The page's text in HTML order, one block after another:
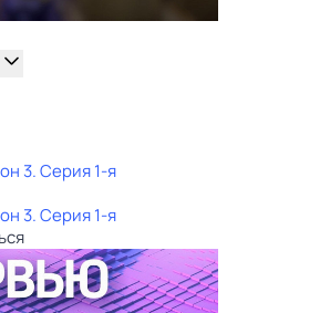
3. Серия 1-я
3. Серия 1-я